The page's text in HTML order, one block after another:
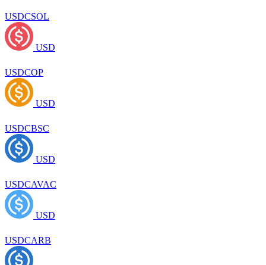
USDCSOL
USD
USDCOP
USD
USDCBSC
USD
USDCAVAC
USD
USDCARB